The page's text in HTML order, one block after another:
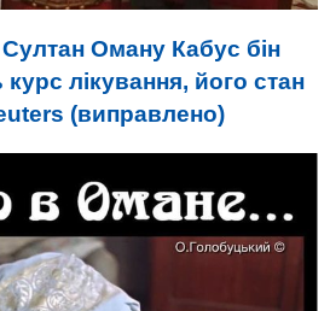
Султан Оману Кабус бін
лікування, його стан
(виправлено)